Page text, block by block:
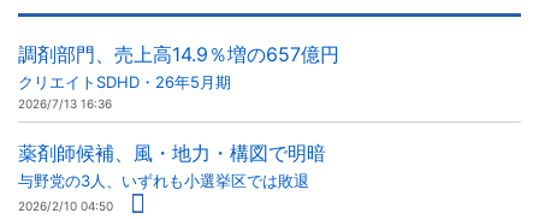
調剤部門、売上高14.9％増の657億円
クリエイトSDHD・26年5月期
2026/7/13 16:36
薬剤師候補、風・地力・構図で明暗
与野党の3人、いずれも小選挙区では敗退
2026/2/10 04:50